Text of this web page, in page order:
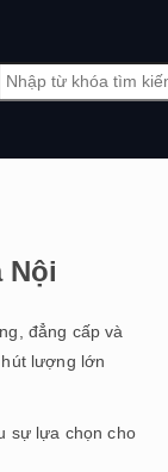
Nội
đẳng cấp và
lượng lớn
sự lựa chọn cho